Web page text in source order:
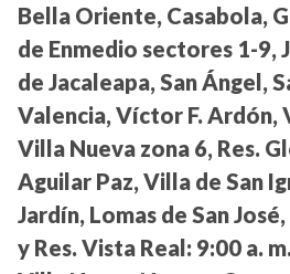
Bella Oriente, Casabola,
de Enmedio sectores 1-9,
de Jacaleapa, San Ángel,
Valencia, Víctor F. Ardón,
Villa Nueva zona 6, Res.
Aguilar Paz, Villa de San
Jardín, Lomas de San
y Res. Vista Real: 9:00 a.